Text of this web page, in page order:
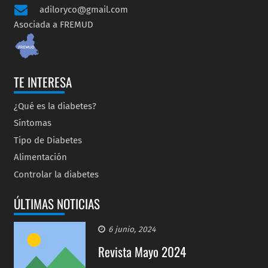
adiloryco@gmail.com
Asociada a FREMUD
TE INTERESA
¿Qué es la diabetes?
Síntomas
Tipo de Diabetes
Alimentación
Controlar la diabetes
ÚLTIMAS NOTICIAS
6 junio, 2024
Revista Mayo 2024